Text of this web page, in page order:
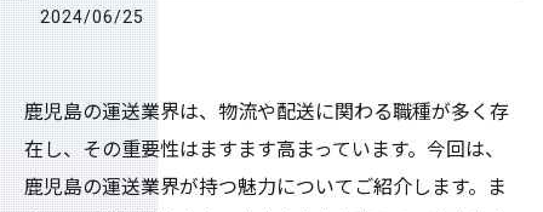
2024/06/25
鹿児島の運送業界は、物流や配送に関わる職種が多く存
在し、その重要性はますます高まっています。今回は、
鹿児島の運送業界が持つ魅力についてご紹介します。ま